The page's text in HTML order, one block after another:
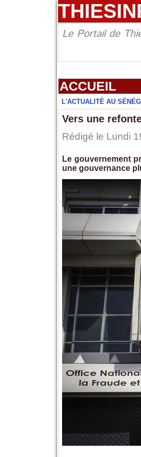
Le Portail de
ACCUEIL
L'ACTUALITÉ AU
Vers une
Rédigé le Lundi
Le gouvernement
une gouvernance